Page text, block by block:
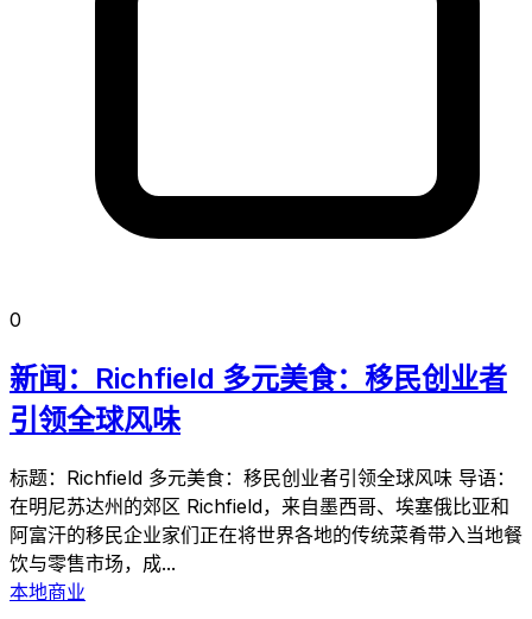
0
新闻：Richfield 多元美食：移民创业者
引领全球风味
标题：Richfield 多元美食：移民创业者引领全球风味 导语：
在明尼苏达州的郊区 Richfield，来自墨西哥、埃塞俄比亚和
阿富汗的移民企业家们正在将世界各地的传统菜肴带入当地餐
饮与零售市场，成...
本地商业